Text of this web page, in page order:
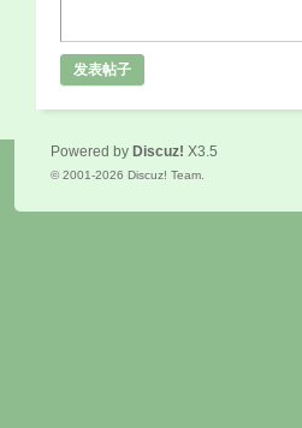
发表帖子
Powered by Discuz! X3.5
© 2001-2026 Discuz! Team